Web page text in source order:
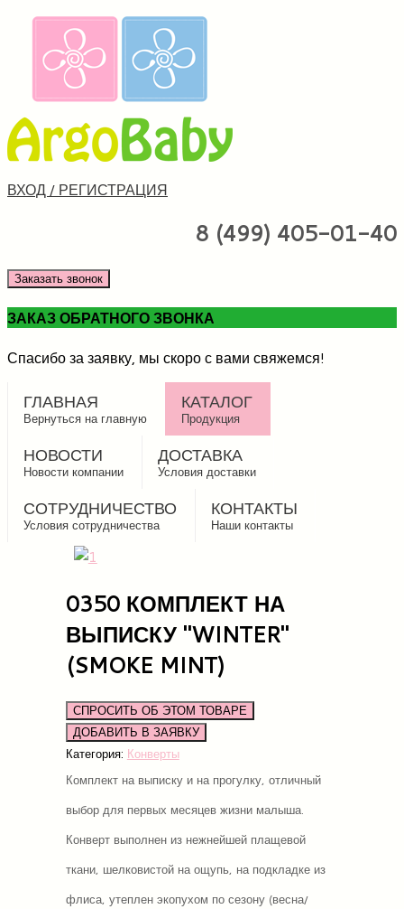
ВХОД / РЕГИСТРАЦИЯ
8 (499) 405-01-40
Заказать звонок
ЗАКАЗ ОБРАТНОГО ЗВОНКА
Спасибо за заявку, мы скоро с вами свяжемся!
ГЛАВНАЯ
Вернуться на главную
КАТАЛОГ
Продукция
НОВОСТИ
Новости компании
ДОСТАВКА
Условия доставки
СОТРУДНИЧЕСТВО
Условия сотрудничества
КОНТАКТЫ
Наши контакты
0350 КОМПЛЕКТ НА
ВЫПИСКУ "WINTER"
(SMOKE MINT)
СПРОСИТЬ ОБ ЭТОМ ТОВАРЕ
Категория: Конверты
Комплект на выписку и на прогулку, отличный
выбор для первых месяцев жизни малыша.
Конверт выполнен из нежнейшей плащевой
ткани, шелковистой на ощупь, на подкладке из
флиса, утеплен экопухом по сезону (весна/